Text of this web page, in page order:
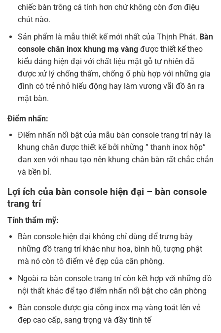
chiếc bàn trông cá tính hơn chứ không còn đơn điệu
chút nào.
Sản phẩm là mẫu thiết kế mới nhất của Thịnh Phát. Bàn
console chân inox khung mạ vàngđược thiết kế theo
kiểu dáng hiện đại với chất liệu mặt gỗ tự nhiên đã
được xử lý chống thấm, chống ố phù hợp với những gia
đình có trẻ nhỏ hiếu động hay làm vương vãi đồ ăn ra
mặt bàn.
Điểm nhấn:
Điểm nhấn nổi bật của mẫu bàn console trang trí này là
khung chân được thiết kế bởi những ” thanh inox hộp”
đan xen với nhau tạo nên khung chân bàn rất chắc chắn
và bền bỉ.
Lợi ích của bàn console hiện đại – bàn console
trang trí
Tính thẩm mỹ:
Bàn console hiện đại không chỉ dùng để trưng bày
những đồ trang trí khác như hoa, bình hũ, tượng phật
mà nó còn tô điểm vẻ đẹp của căn phòng.
Ngoài ra bàn console trang trí còn kết hợp với những đồ
nội thất khác để tạo điểm nhấn nổi bật cho căn phòng
Bàn console được gia công inox mạ vàng toát lên vẻ
đẹp cao cấp, sang trọng và đầy tinh tế